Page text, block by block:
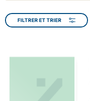
FILTRER ET TRIER